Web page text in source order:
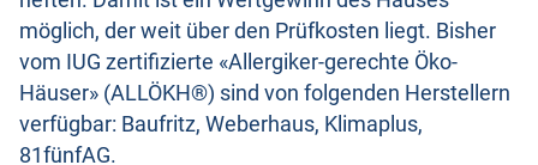
möglich, der weit über den Prüfkosten liegt. Bisher
vom IUG zertifizierte «Allergiker-gerechte Öko-
Häuser» (ALLÖKH®) sind von folgenden Herstellern
verfügbar: Baufritz, Weberhaus, Klimaplus,
81fünfAG.